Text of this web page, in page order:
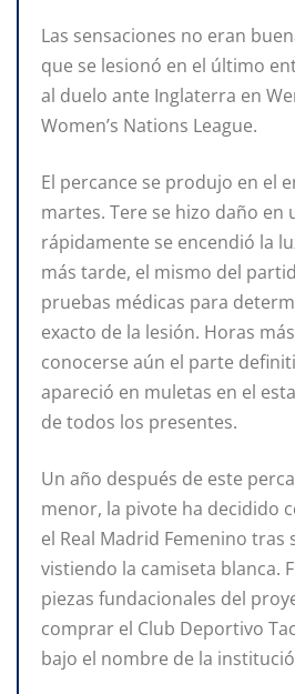
Las sensaciones no eran
que se lesionó en el último
al duelo ante Inglaterra en
Women’s Nations League.
El percance se produjo en el
martes. Tere se hizo daño en
rápidamente se encendió la
más tarde, el mismo del
pruebas médicas para
exacto de la lesión. Horas
conocerse aún el parte
apareció en muletas en el
de todos los presentes.
Un año después de este
menor, la pivote ha decidido
el Real Madrid Femenino tras
vistiendo la camiseta blanca.
piezas fundacionales del
comprar el Club Deportivo
bajo el nombre de la